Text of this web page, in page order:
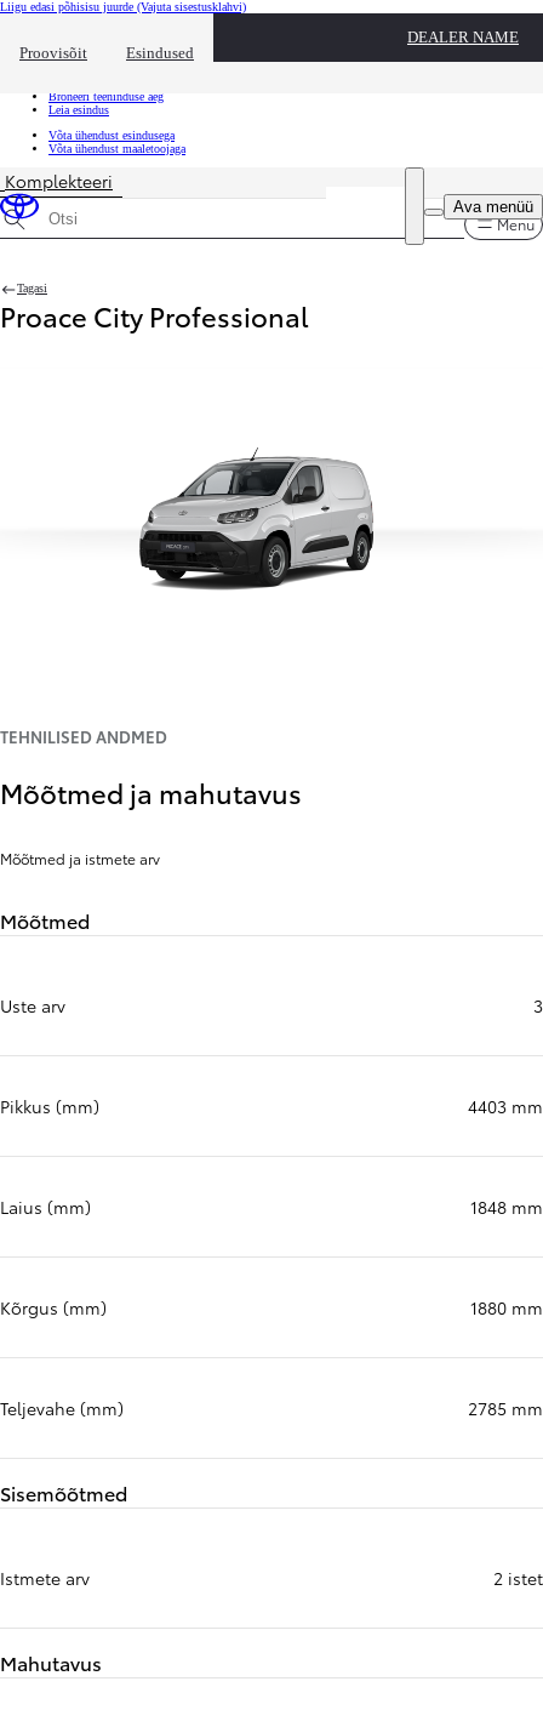
Liigu edasi põhisisu juurde (Vajuta sisestusklahvi)
Proovisõit Esindused
DEALER NAME
Kiirtee Klõpsa kiirtee ülekatte sulgemiseks
Broneeri teeninduse aeg
Leia esindus
Võta ühendust esindusega
Võta ühendust maaletoojaga
Ava menüü
Komplekteeri
Otsinguandmed Menu
Tagasi
Proace City Professional
TEHNILISED ANDMED
Mõõtmed ja mahutavus
Mõõtmed ja istmete arv
Mõõtmed
Uste arv 3
Pikkus (mm) 4403 mm
Laius (mm) 1848 mm
Kõrgus (mm) 1880 mm
Teljevahe (mm) 2785 mm
Sisemõõtmed
Istmete arv 2 istet
Mahutavus